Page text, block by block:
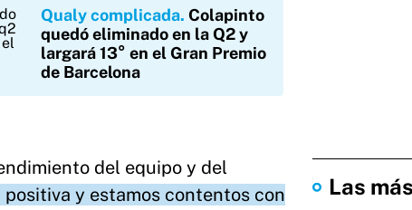
Qualy complicada Colapinto
quedó eliminado en la Q2 y
largará 13° en el Gran Premio
de Barcelona
del equipo y del
y estamos contentos con
Las